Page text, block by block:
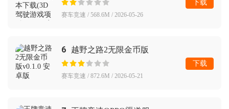
赛车竞速 / 568.6M / 2026-05-26
下载
6 越野之路2无限金币版
赛车竞速 / 872.6M / 2026-05-21
下载